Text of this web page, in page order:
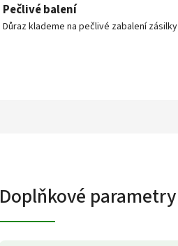
Pečlivé balení
Důraz klademe na pečlivé zabalení zásilky
Doplňkové parametry